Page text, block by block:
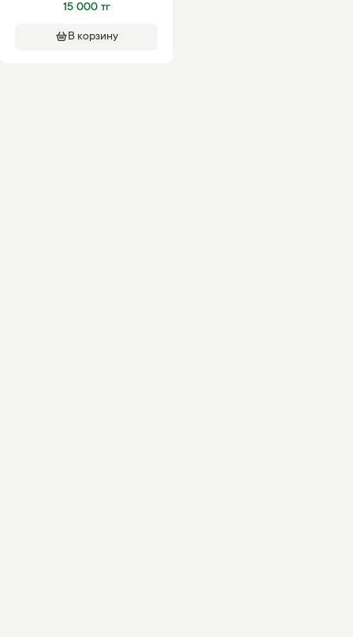
15 000 тг
В корзину